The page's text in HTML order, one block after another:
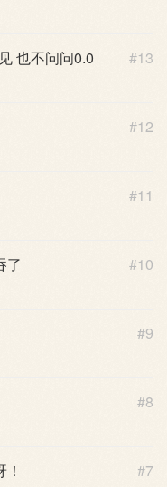
#13
也不问问0.0
#12
#11
#10
了
#9
#8
#7